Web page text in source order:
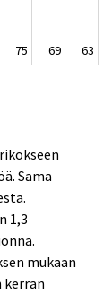
75 69 63
Sama
1,3
mukaan
kerran